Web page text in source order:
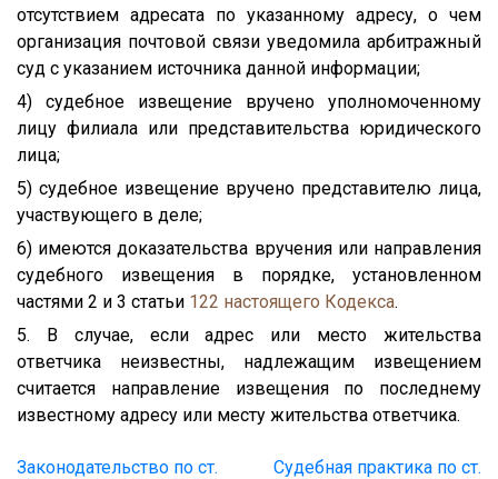
отсутствием адресата по указанному адресу, о чем
организация почтовой связи уведомила арбитражный
суд с указанием источника данной информации;
4) судебное извещение вручено уполномоченному
лицу филиала или представительства юридического
лица;
5) судебное извещение вручено представителю лица,
участвующего в деле;
6) имеются доказательства вручения или направления
судебного извещения в порядке, установленном
частями 2 и 3 статьи 122 настоящего Кодекса.
5. В случае, если адрес или место жительства
ответчика неизвестны, надлежащим извещением
считается направление извещения по последнему
известному адресу или месту жительства ответчика.
Законодательство по ст.
Судебная практика по ст.